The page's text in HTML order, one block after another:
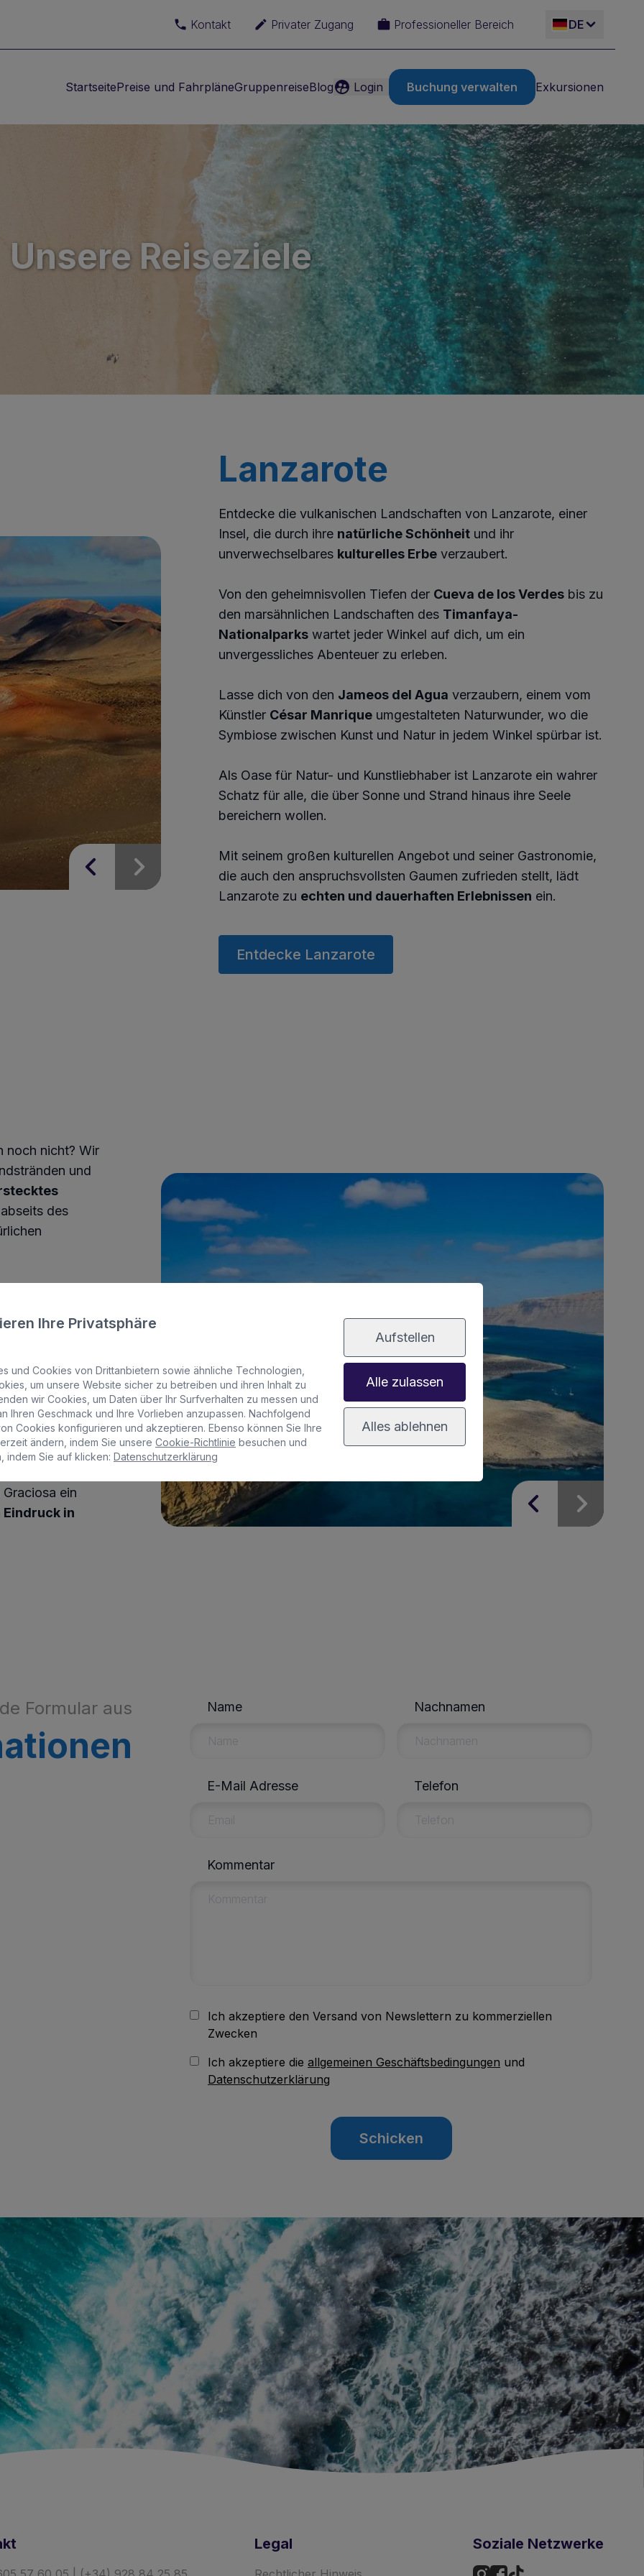
Kontakt Privater Zugang Professioneller Bereich DE
EN
IT
FR
StartseitePreise und FahrpläneGruppenreiseBlog Login Buchung verwalten Exkursionen
Unsere Reiseziele
Lanzarote
Entdecke die vulkanischen Landschaften von Lanzarote, einer
Insel, die durch ihre natürliche Schönheit und ihr
unverwechselbares kulturelles Erbe verzaubert.
Von den geheimnisvollen Tiefen der Cueva de los Verdes bis zu
den marsähnlichen Landschaften des Timanfaya-
Nationalparks wartet jeder Winkel auf dich, um ein
unvergessliches Abenteuer zu erleben.
Lasse dich von den Jameos del Agua verzaubern, einem vom
Künstler César Manrique umgestalteten Naturwunder, wo die
Symbiose zwischen Kunst und Natur in jedem Winkel spürbar ist.
Als Oase für Natur- und Kunstliebhaber ist Lanzarote ein wahrer
Schatz für alle, die über Sonne und Strand hinaus ihre Seele
bereichern wollen.
Mit seinem großen kulturellen Angebot und seiner Gastronomie,
die auch den anspruchsvollsten Gaumen zufrieden stellt, lädt
Lanzarote zu echten und dauerhaften Erlebnissen ein.
Entdecke Lanzarote
noch nicht? Wir
und
des
dazu ein,
dem Fahrrad
Kontakt mit der
und
derPlaya
del Seboist
ein
in
Formular aus Name Nachnamen
E-Mail Adresse Telefon
Kommentar
Ich akzeptiere den Versand von Newslettern zu kommerziellen
Zwecken
Ich akzeptiere die allgemeinen Geschäftsbedingungen und
Datenschutzerklärung
Schicken
Legal Soziale Netzwerke
Ihre Privatsphäre
und Cookies von Drittanbietern sowie ähnliche Technologien,
um unsere Website sicher zu betreiben und ihren Inhalt zu
wir Cookies, um Daten über Ihr Surfverhalten zu messen und
Ihren Geschmack und Ihre Vorlieben anzupassen. Nachfolgend
Cookies konfigurieren und akzeptieren. Ebenso können Sie Ihre
ändern, indem Sie unsere Cookie-Richtlinie besuchen und
indem Sie auf klicken: Datenschutzerklärung
Aufstellen
Alle zulassen
Alles ablehnen